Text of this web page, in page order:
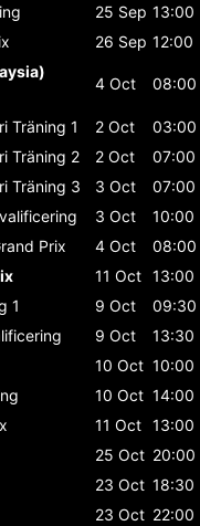
25 Sep 13:00
26 Sep 12:00
4 Oct 08:00
Träning 1 2 Oct
03:00
Träning 2 2 Oct
07:00
Träning 3 3 Oct
07:00
3 Oct
10:00
Prix 4 Oct
08:00
11 Oct 13:00
1 9 Oct
09:30
9 Oct
13:30
10 Oct 10:00
10 Oct 14:00
11 Oct 13:00
25 Oct 20:00
23 Oct 18:30
23 Oct 22:00